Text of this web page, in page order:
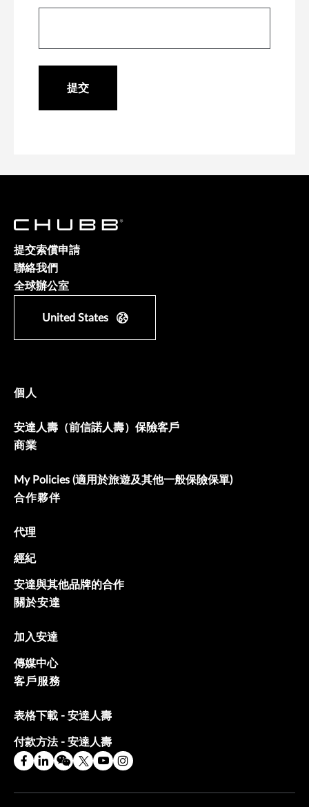
提交
提交索償申請
聯絡我們
全球辦公室
United States
個人
安達人壽（前信諾人壽）保險客戶
商業
My Policies (適用於旅遊及其他一般保險保單)
合作夥伴
代理
經紀
安達與其他品牌的合作
關於安達
加入安達
傳媒中心
客戶服務
表格下載 - 安達人壽
付款方法 - 安達人壽